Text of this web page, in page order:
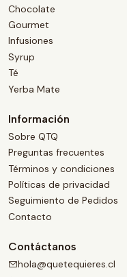
Chocolate
Gourmet
Infusiones
Syrup
Té
Yerba Mate
Información
Sobre QTQ
Preguntas frecuentes
Términos y condiciones
Políticas de privacidad
Seguimiento de Pedidos
Contacto
Contáctanos
hola@quetequieres.cl